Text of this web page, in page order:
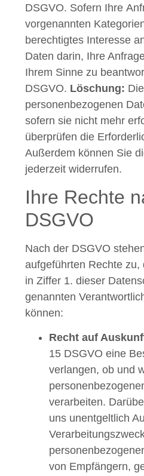
DSGVO. Sofern Ihre
vorgenannten
berechtigtes Interesse
Daten darin, Ihre
Ihrem Sinne zu
DSGVO. Löschung:
personenbezogenen
sofern sie nicht mehr
überprüfen die
Außerdem können Sie
jederzeit widerrufen.
Ihre Rechte
DSGVO
Nach der DSGVO
aufgeführten Rechte
in Ziffer 1. dieser
genannten
können:
Recht auf
15 DSGVO eine
verlangen, ob und
verarbeiten.
uns unentgeltlich
von Empfängern,